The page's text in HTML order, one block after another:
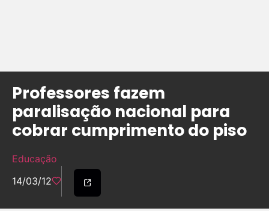
Professores fazem
paralisação nacional para
cobrar cumprimento do piso
Educação
14/03/12